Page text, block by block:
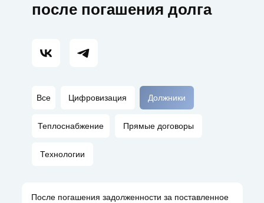
после погашения долга
Технологии
Прямые договоры
Теплоснабжение
Должники
Цифровизация
Все
После погашения задолженности за поставленное